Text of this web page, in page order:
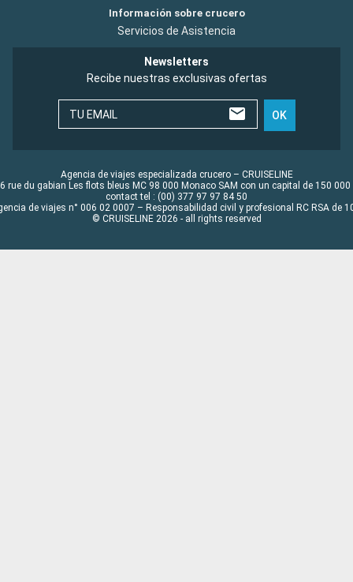
Información sobre crucero
Servicios de Asistencia
Newsletters
Recibe nuestras exclusivas ofertas
TU EMAIL OK
Agencia de viajes especializada crucero – CRUISELINE
rue du gabian Les flots bleus MC 98 000 Monaco SAM con un capital de 150 000
contact tel : (00) 377 97 97 84 50
de viajes n° 006 02 0007 – Responsabilidad civil y profesional RC RSA de
© CRUISELINE 2026 - all rights reserved